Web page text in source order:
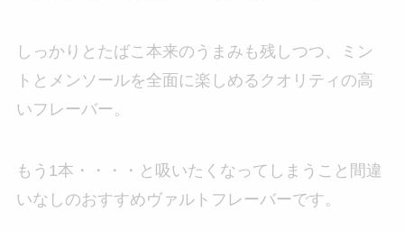
しっかりとたばこ本来のうまみも残しつつ、ミン
トとメンソールを全面に楽しめるクオリティの高
いフレーバー。
もう1本・・・・と吸いたくなってしまうこと間違
いなしのおすすめヴァルトフレーバーです。